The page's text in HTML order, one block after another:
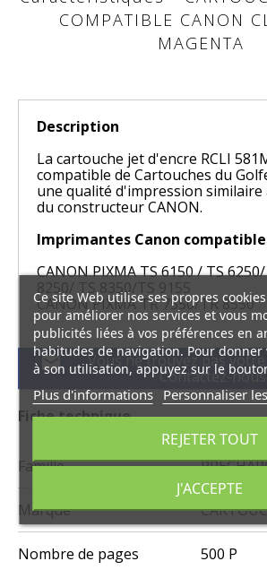
COMPATIBLE CANON
MAGENTA
Description
La cartouche jet d'encre RCLI
compatible de Cartouches du
une qualité d'impression similaire
du constructeur CANON.
Imprimantes Canon
CANON PIXMA TS 6150 / TS
8250/ TS 8350/TS 9155
CANON PIXMA TR 7550/TR 8550
mail
Vous ne trouvez pas
Contactez-nous
Fiche technique
Famille
Marque
Nombre de pages 500 P
Ce site Web utilise ses propres
pour améliorer nos services et vous
publicités liées à vos préférences en
habitudes de navigation. Pour
à son utilisation, appuyez sur le
Plus d'informations Personnaliser
REJETER TOUT
J'ACCEPTE